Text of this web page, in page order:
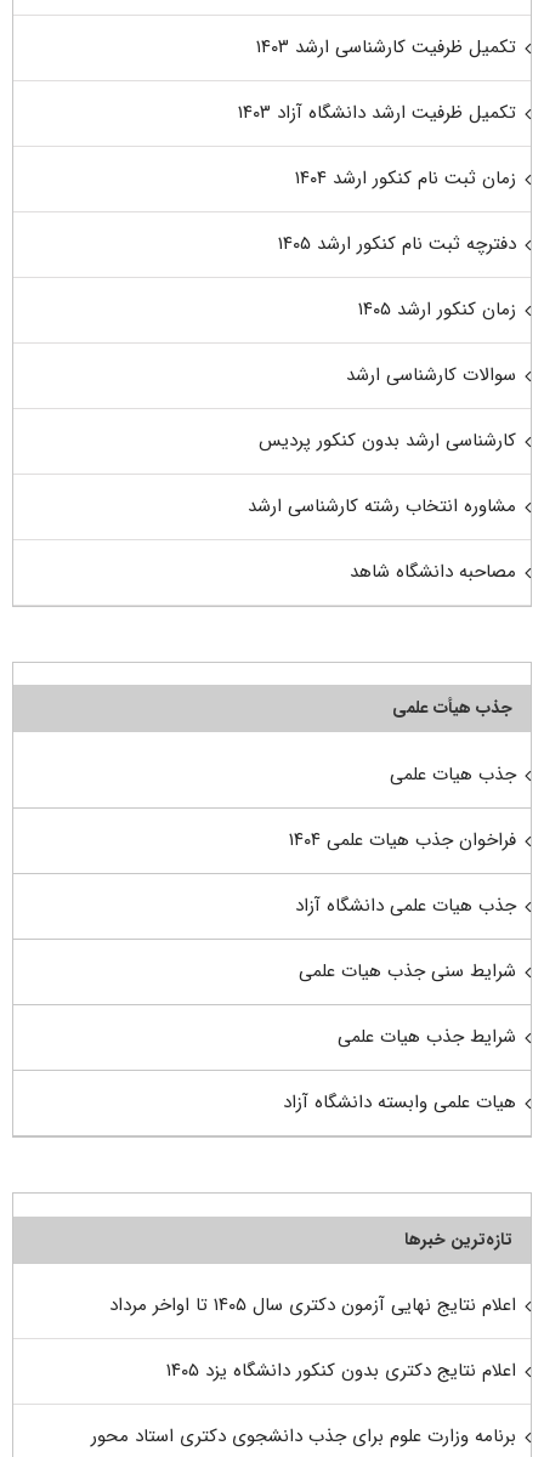
تکمیل ظرفیت کارشناسی ارشد ۱۴۰۳
تکمیل ظرفیت ارشد دانشگاه آزاد ۱۴۰۳
زمان ثبت نام کنکور ارشد ۱۴۰۴
دفترچه ثبت نام کنکور ارشد ۱۴۰۵
زمان کنکور ارشد ۱۴۰۵
سوالات کارشناسی ارشد
کارشناسی ارشد بدون کنکور پردیس
مشاوره انتخاب رشته کارشناسی ارشد
مصاحبه دانشگاه شاهد
جذب هیأت علمی
جذب هیات علمی
فراخوان جذب هیات علمی ۱۴۰۴
جذب هیات علمی دانشگاه آزاد
شرایط سنی جذب هیات علمی
شرایط جذب هیات علمی
هیات علمی وابسته دانشگاه آزاد
تازه‌ترین خبرها
اعلام نتایج نهایی آزمون دکتری سال ۱۴۰۵ تا اواخر مرداد
اعلام نتایج دکتری بدون کنکور دانشگاه یزد ۱۴۰۵
برنامه وزارت علوم برای جذب دانشجوی دکتری استاد محور